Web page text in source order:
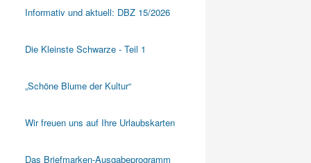
Informativ und aktuell: DBZ 15/2026
Die Kleinste Schwarze - Teil 1
„Schöne Blume der Kultur“
Wir freuen uns auf Ihre Urlaubskarten
Das Briefmarken-Ausgabeprogramm